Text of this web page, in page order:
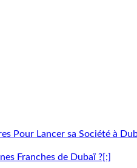
Pour Lancer sa Société à
Franches de Dubaï ?[:]